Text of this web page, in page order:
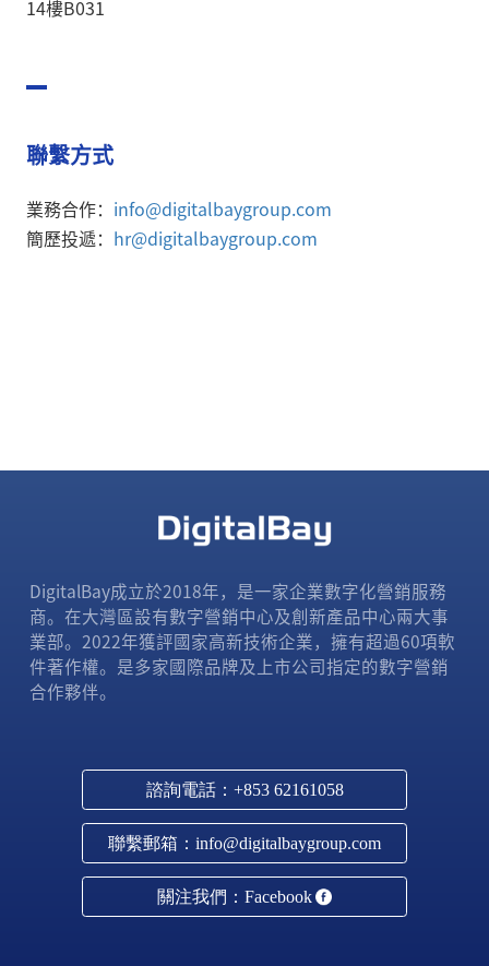
14樓B031
聯繫方式
業務合作： info@digitalbaygroup.com
簡歷投遞：
hr@digitalbaygroup.com
DigitalBay成立於2018年，是一家企業數字化營銷服務
商。在大灣區設有數字營銷中心及創新產品中心兩大事
業部。2022年獲評國家高新技術企業，擁有超過60項軟
件著作權。是多家國際品牌及上市公司指定的數字營銷
合作夥伴。
諮詢電話：+853 62161058
聯繫郵箱：info@digitalbaygroup.com
關注我們：Facebook